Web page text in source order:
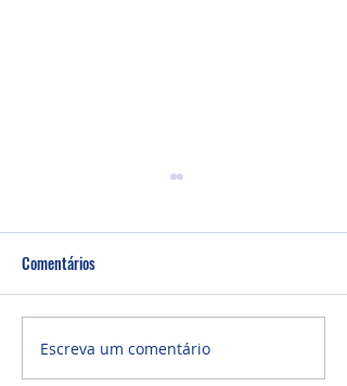
Comentários
Escreva um comentário